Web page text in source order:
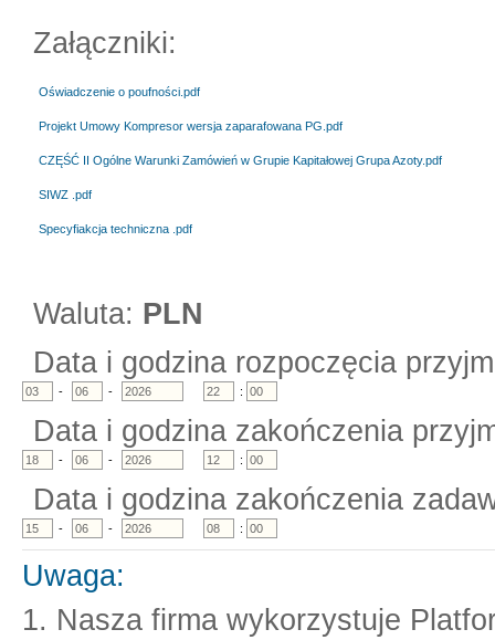
Załączniki:
Oświadczenie o poufności.pdf
Projekt Umowy Kompresor wersja zaparafowana PG.pdf
CZĘŚĆ II Ogólne Warunki Zamówień w Grupie Kapitałowej Grupa Azoty.pdf
SIWZ .pdf
Specyfiakcja techniczna .pdf
Waluta: PLN
Data i godzina rozpoczęcia
- - :
Data i godzina zakończenia
- - :
Data i godzina zakończenia
- - :
Uwaga:
1. Nasza firma wykorzystuje